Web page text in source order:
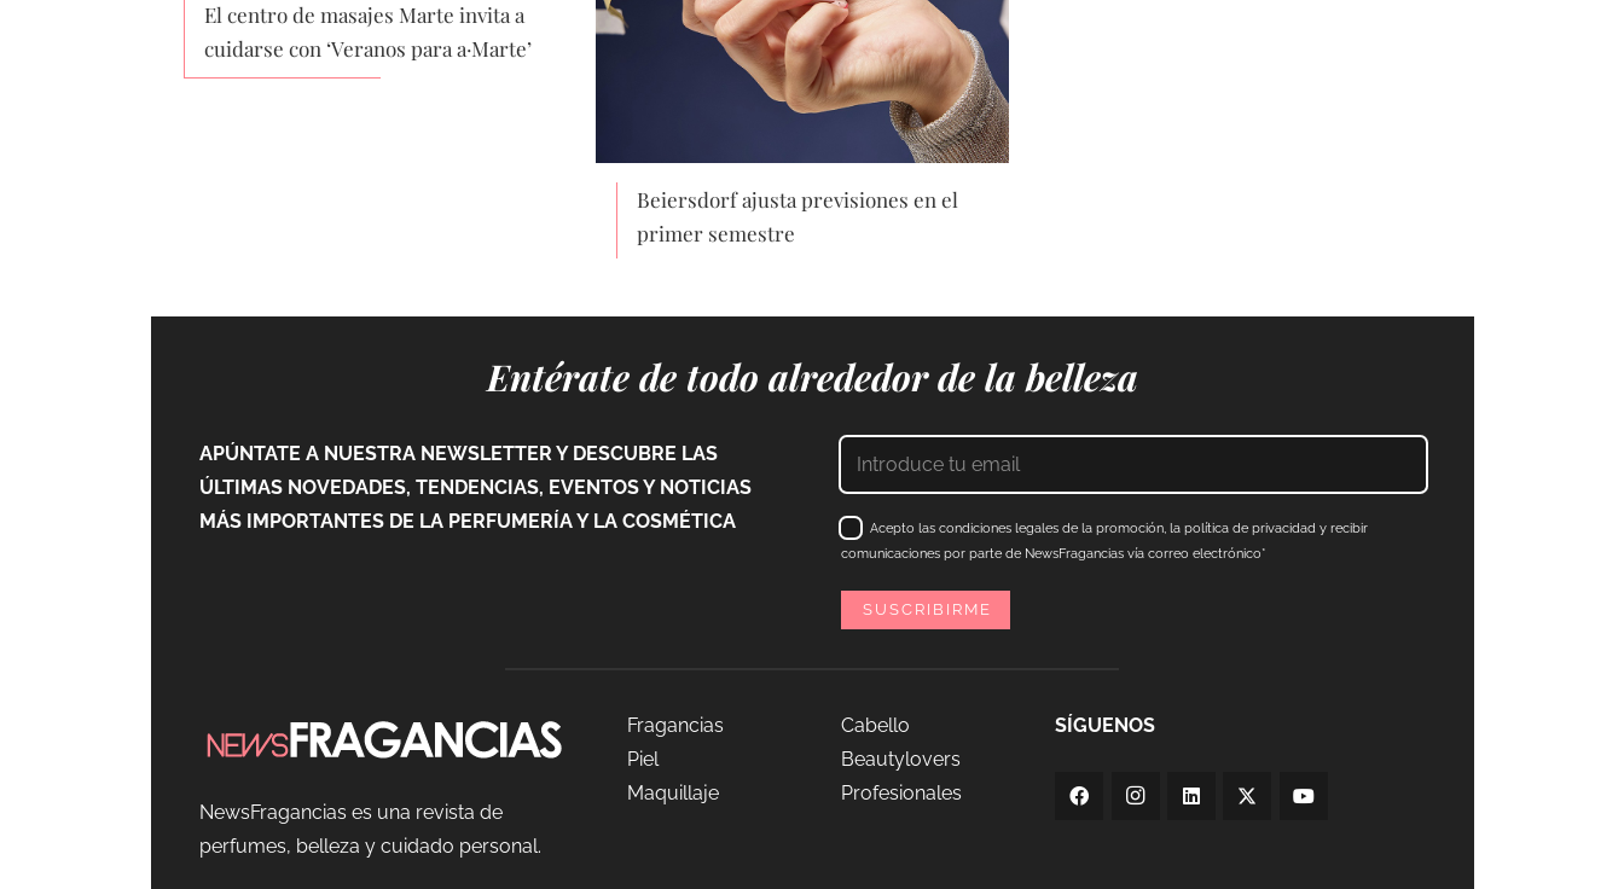
El centro de masajes Marte invita a
cuidarse con ‘Veranos para a·Marte’
Beiersdorf ajusta previsiones en el
primer semestre
Entérate de todo alrededor de la belleza
APÚNTATE A NUESTRA NEWSLETTER Y DESCUBRE LAS
ÚLTIMAS NOVEDADES, TENDENCIAS, EVENTOS Y NOTICIAS
MÁS IMPORTANTES DE LA PERFUMERÍA Y LA COSMÉTICA
Acepto las condiciones legales de la promoción, la política de privacidad y recibir
comunicaciones por parte de NewsFragancias vía correo electrónico*
NewsFragancias es una revista de
perfumes, belleza y cuidado personal.
Fragancias
Piel
Maquillaje
Cabello
Beautylovers
Profesionales
SÍGUENOS